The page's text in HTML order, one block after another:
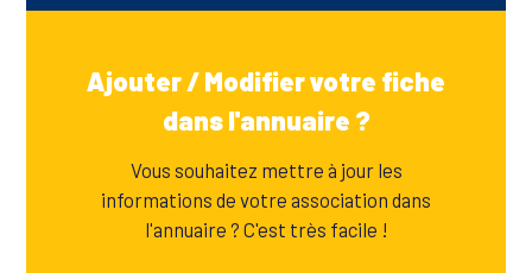
Ajouter / Modifier votre fiche
dans l'annuaire ?
Vous souhaitez mettre à jour les
informations de votre association dans
l'annuaire ? C'est très facile !